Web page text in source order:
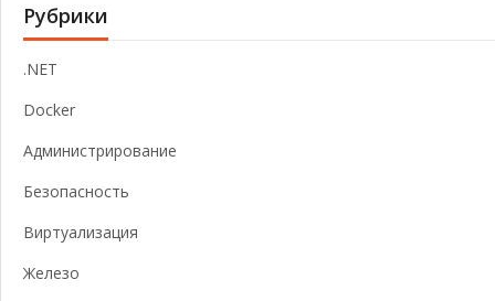
Рубрики
.NET
Docker
Администрирование
Безопасность
Виртуализация
Железо